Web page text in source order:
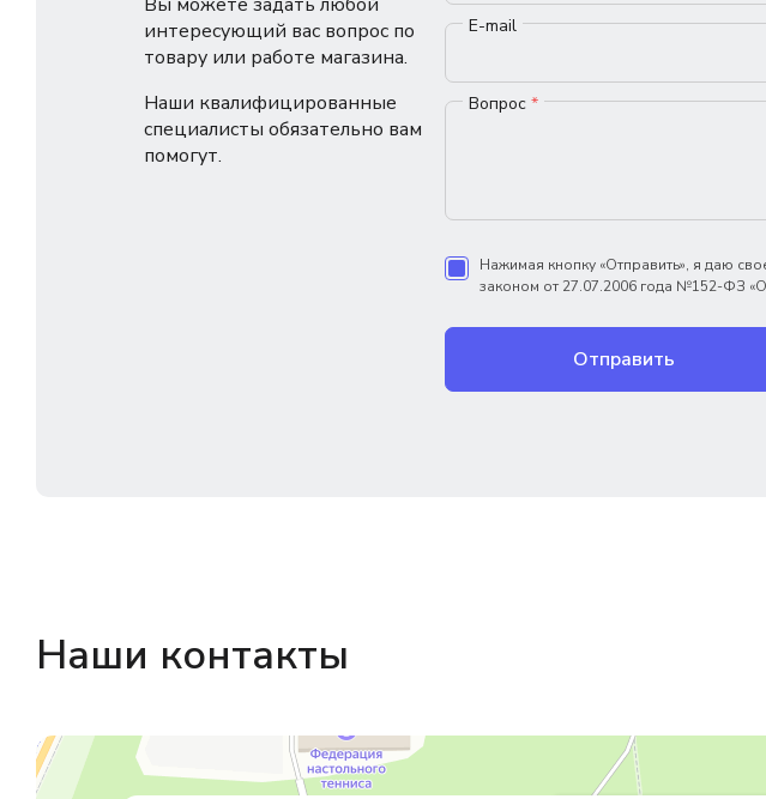
интересующий вас вопрос по
товару или работе магазина.
Наши квалифицированные
специалисты обязательно вам
помогут.
E-mail
Вопрос *
Нажимая кнопку «Отправить», я даю
законом от 27.07.2006 года №152-ФЗ
Отправить
Наши контакты
Магазин резинотехники
Резиновые и резинотехнические изделия в Екатеринбурге
Садовый инвентарь и техника в Екатеринбурге